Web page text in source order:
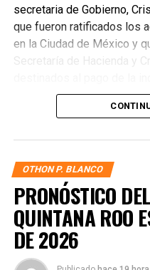
secretaria de Gobierno,
que fueron ratificados los
en la Ciudad de México y
Secretaría de Hacienda y
por las hectáreas del Ejido
integrará la
OTHON P. BLANCO
PRONÓSTICO
QUINTANA ROO
DE 2026